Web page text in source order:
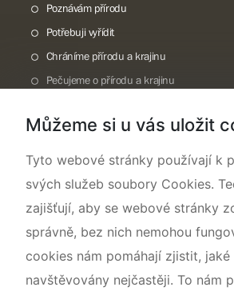
Poznávám přírodu
Potřebuji vyřídit
Chráníme přírodu a krajinu
Pečujeme o přírodu a krajinu
O nás
Můžeme si u vás uložit
Tyto webové stránky používají k
svých služeb soubory Cookies.
zajišťují, aby se webové stránky
správně, bez nich nemohou
cookies nám pomáhají zjistit,
navštěvovány nejčastěji. To nám